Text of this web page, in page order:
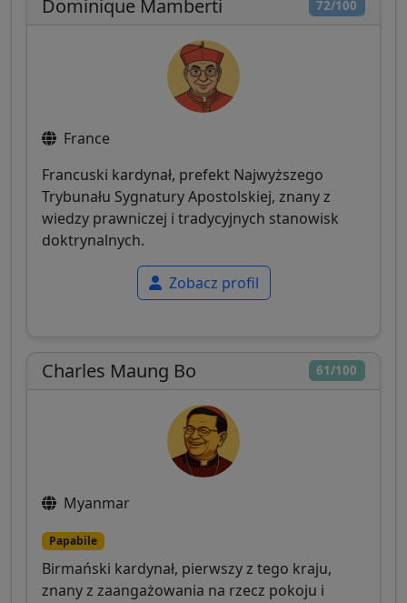
72/100
Dominique Mamberti
France
Francuski kardynał, prefekt Najwyższego
Trybunału Sygnatury Apostolskiej, znany z
wiedzy prawniczej i tradycyjnych stanowisk
doktrynalnych.
Zobacz profil
61/100
Charles Maung Bo
Myanmar
Papabile
Birmański kardynał, pierwszy z tego kraju,
znany z zaangażowania na rzecz pokoju i